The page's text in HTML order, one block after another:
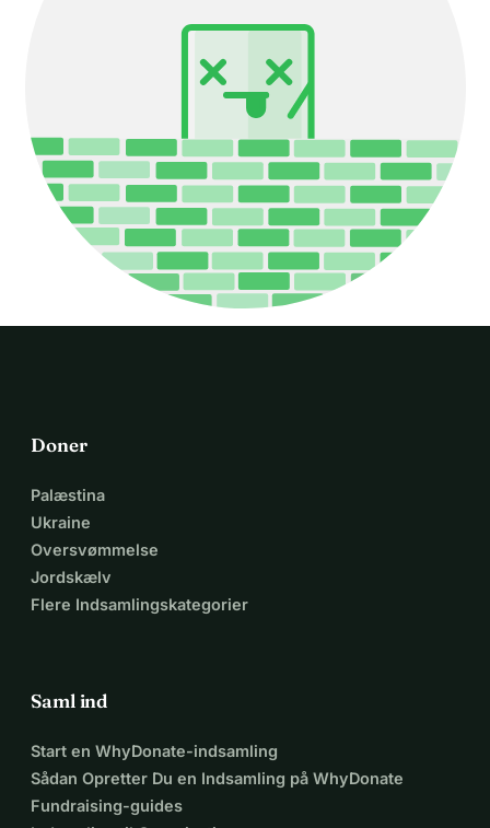
Doner
Palæstina
Ukraine
Oversvømmelse
Jordskælv
Flere Indsamlingskategorier
Saml ind
Start en WhyDonate-indsamling
Sådan Opretter Du en Indsamling på WhyDonate
Fundraising-guides